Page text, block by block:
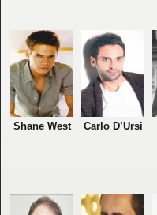
Shane West Carlo D’Ursi